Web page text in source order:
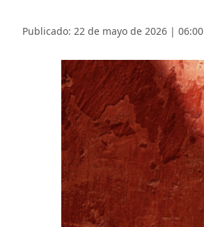
Publicado: 22 de mayo de 2026 | 06:00